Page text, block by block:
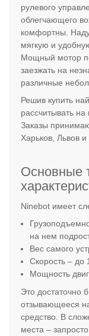
рулевого
облегчающего
комфортны.
мягкую и
Мощный мотор
заезжать на
различные
Решив купить
рассчитывать
Заказы
Харьков, Львов и
Основные
Ninebot имеет
на нем
Вес самого
Скорость – до
Мощность
Это достаточно
отзывающееся
средство. В
места –